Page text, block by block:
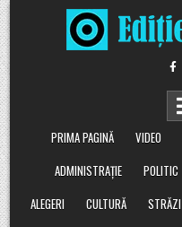
Skip
to
content
PRIMA PAGINĂ
VIDEO
ADMINISTRAȚIE
POLITIC
ALEGERI
CULTURĂ STRĂZI